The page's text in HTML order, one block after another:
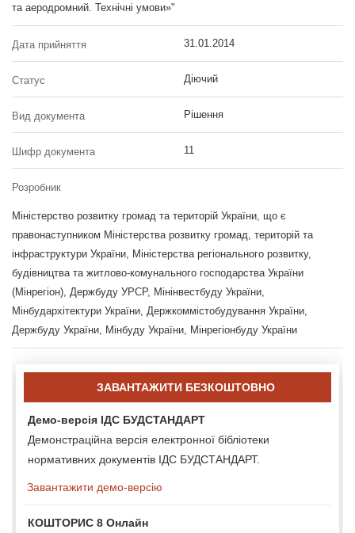
та аеродромний. Технічні умови»"
Дата прийняття 31.01.2014
Статус Діючий
Вид документа Рішення
Шифр документа 11
Розробник
Міністерство розвитку громад та територій України, що є
правонаступником Міністерства розвитку громад, територій та
інфраструктури України, Міністерства регіонального розвитку,
будівництва та житлово-комунального господарства України
(Мінрегіон), Держбуду УРСР, Мінінвестбуду України,
Мінбудархітектури України, Держкоммістобудування України,
Держбуду України, Мінбуду України, Мінрегіонбуду України
ЗАВАНТАЖИТИ БЕЗКОШТОВНО
Демо-версія ІДС БУДСТАНДАРТ
Демонстраційна версія електронної бібліотеки
нормативних документів ІДС БУДСТАНДАРТ.
Завантажити демо-версію
КОШТОРИС 8 Онлайн